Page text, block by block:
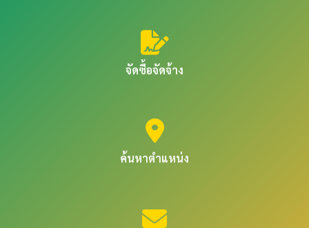
จัดซื้อจัดจ้าง
ค้นหาตำแหน่ง